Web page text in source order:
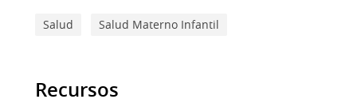
Salud Salud Materno Infantil
Recursos